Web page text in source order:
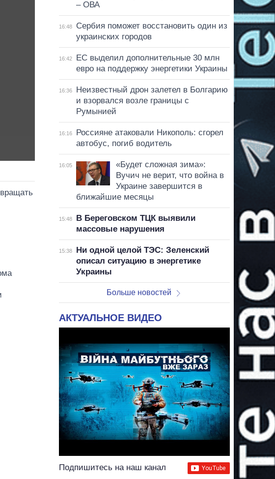
– ОВА
16:48
Сербия поможет восстановить один из
украинских городов
16:42
ЕС выделил дополнительные 30 млн
евро на поддержку энергетики Украины
16:36
Неизвестный дрон залетел в Болгарию
и взорвался возле границы с
Румынией
16:16
Россияне атаковали Никополь: сгорел
автобус, погиб водитель
16:05
«Будет сложная зима»:
Вучич не верит, что война в
Украине завершится в
ближайшие месяцы
15:48
В Береговском ТЦК выявили
массовые нарушения
15:38
Ни одной целой ТЭС: Зеленский
описал ситуацию в энергетике
Украины
Больше новостей
АКТУАЛЬНОЕ ВИДЕО
Подпишитесь на наш канал